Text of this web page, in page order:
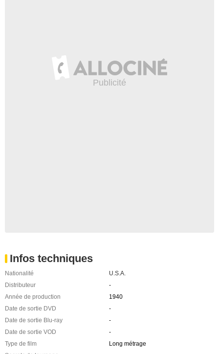
Infos techniques
Nationalité
U.S.A.
Distributeur
-
Année de production
1940
Date de sortie DVD
-
Date de sortie Blu-ray
-
Date de sortie VOD
-
Type de film
Long métrage